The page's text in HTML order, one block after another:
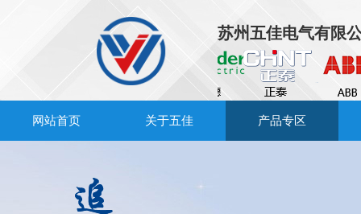
苏州五佳电气有限
网站首页 关于五佳 产品专区